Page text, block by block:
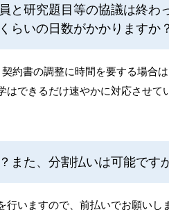
と研究題目等の協議は終わ
らいの日数がかかりますか？
約書の調整に時間を要する場合
できるだけ速やかに対応させて
また、分割払いは可能です
いますので、前払いでお願いし